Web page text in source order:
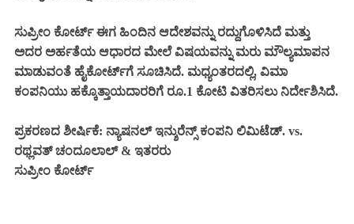
ಸುಪ್ರೀಂ ಕೋರ್ಟ್ ಈಗ ಹಿಂದಿನ ಆದೇಶವನ್ನು ರದ್ದುಗೊಳಿಸಿದೆ ಮತ್ತು
ಅದರ ಅರ್ಹತೆಯ ಆಧಾರದ ಮೇಲೆ ವಿಷಯವನ್ನು ಮರು ಮೌಲ್ಯಮಾಪನ
ಮಾಡುವಂತೆ ಹೈಕೋರ್ಟ್‌ಗೆ ಸೂಚಿಸಿದೆ. ಮಧ್ಯಂತರದಲ್ಲಿ, ವಿಮಾ
ಕಂಪನಿಯು ಹಕ್ಕೊತ್ತಾಯದಾರರಿಗೆ ರೂ.1 ಕೋಟಿ ವಿತರಿಸಲು ನಿರ್ದೇಶಿಸಿದೆ.
ಪ್ರಕರಣದ ಶೀರ್ಷಿಕೆ: ನ್ಯಾಷನಲ್ ಇನ್ಶುರೆನ್ಸ್ ಕಂಪನಿ ಲಿಮಿಟೆಡ್. vs.
ರಥ್ಲವತ್ ಚಂದೂಲಾಲ್ & ಇತರರು
ಸುಪ್ರೀಂ ಕೋರ್ಟ್‌